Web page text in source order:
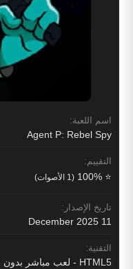
اسم اللعبة:
Agent P: Rebel Spy
التقييم:
⭐ 100% (1 الأصوات)
تاريخ الإصدار:
11 December 2025
التقنية:
HTML5 - لعب مباشر بدون إضافات